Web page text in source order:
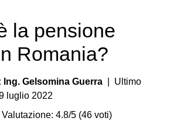
la pensione
Romania?
Ing. Gelsomina Guerra | Ultimo
luglio 2022
Valutazione: 4.8/5 (46 voti)